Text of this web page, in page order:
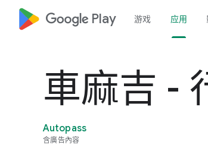
google_logo Play 游戏 应用
車麻吉 -
Autopass
含廣告內容